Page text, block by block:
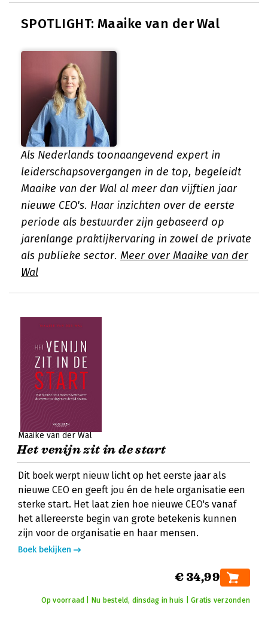
SPOTLIGHT: Maaike van der Wal
Als Nederlands toonaangevend expert in
leiderschapsovergangen in de top, begeleidt
Maaike van der Wal al meer dan vijftien jaar
nieuwe CEO's. Haar inzichten over de eerste
periode als bestuurder zijn gebaseerd op
jarenlange praktijkervaring in zowel de private
als publieke sector. Meer over Maaike van der
Wal
Maaike van der Wal
Het venijn zit in de start
Dit boek werpt nieuw licht op het eerste jaar als
nieuwe CEO en geeft jou én de hele organisatie een
sterke start. Het laat zien hoe nieuwe CEO's vanaf
het allereerste begin van grote betekenis kunnen
zijn voor de organisatie en haar mensen.
Boek bekijken
€ 34,99
Op voorraad | Nu besteld, dinsdag in huis | Gratis verzonden